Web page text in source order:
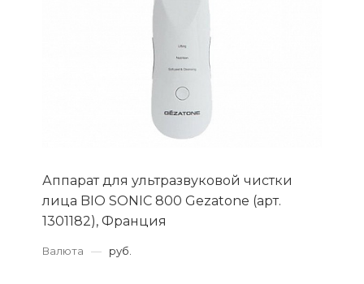
Аппарат для ультразвуковой чистки
лица BIO SONIC 800 Gezatone (арт.
1301182), Франция
Валюта — руб.